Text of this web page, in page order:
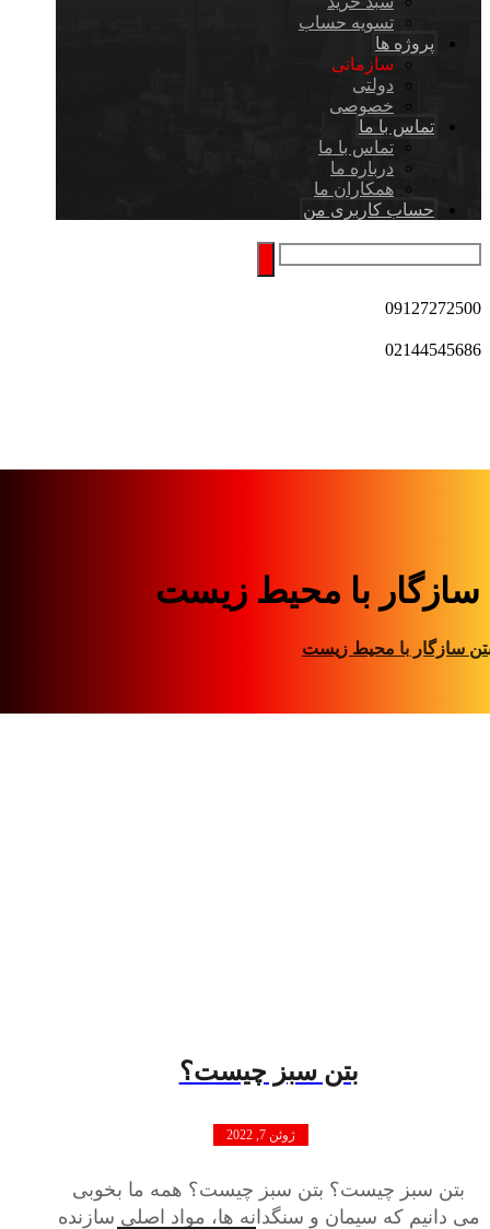
تسویه حساب
پروژه ها
سازمانی
دولتی
خصوصی
تماس با ما
تماس با ما
درباره ما
همکاران ما
حساب کاربری من
09127272500
02144545686
سازگار با محیط زیست
سازگار با محیط زیست
بتن سبز چیست؟
ژوئن 7, 2022
بتن سبز چیست؟ بتن سبز چیست؟ همه ما بخوبی
می دانیم که سیمان و سنگدانه‌ ها، مواد اصلی سازنده